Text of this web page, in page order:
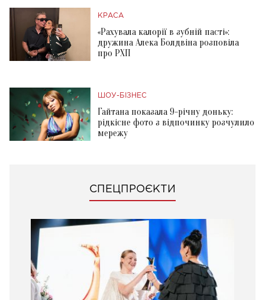
КРАСА
«Рахувала калорії в зубній пасті»:
дружина Алека Болдвіна розповіла
про РХП
ШОУ-БІЗНЕС
Гайтана показала 9-річну доньку:
рідкісне фото з відпочинку розчулило
мережу
СПЕЦПРОЄКТИ